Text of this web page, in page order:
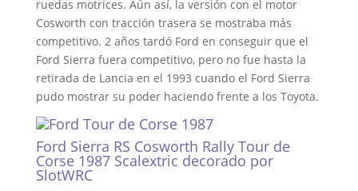
ruedas motrices. Aún así, la versión con el motor
Cosworth con tracción trasera se mostraba más
competitivo. 2 años tardó Ford en conseguir que el
Ford Sierra fuera competitivo, pero no fue hasta la
retirada de Lancia en el 1993 cuando el Ford Sierra
pudo mostrar su poder haciendo frente a los Toyota.
Ford Sierra RS Cosworth Rally Tour de
Corse 1987 Scalextric decorado por
SlotWRC